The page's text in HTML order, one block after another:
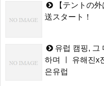
【テントの
送スタート！
유럽 캠핑, 그
하며 ㅣ 유해진x
은유럽